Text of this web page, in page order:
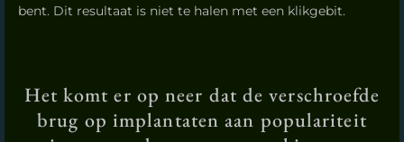
bent. Dit resultaat is niet te halen met een klikgebit.
Het komt er op neer dat de verschroefde
brug op implantaten aan populariteit